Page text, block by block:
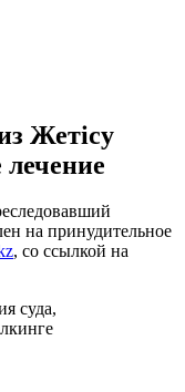
Жетісу
на принудительное
, со ссылкой на